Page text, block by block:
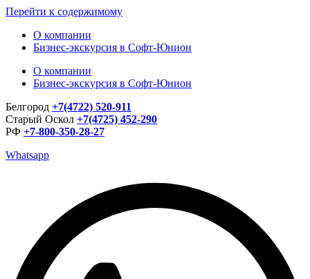
Перейти к содержимому
О компании
Бизнес-экскурсия в Софт-Юнион
О компании
Бизнес-экскурсия в Софт-Юнион
Белгород +7(4722) 520-911
Старый Оскол +7(4725) 452-290
РФ +7-800-350-28-27
Whatsapp